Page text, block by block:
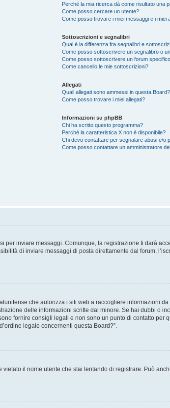
Perché la mia ricerca dà come risultato una
Come posso cercare un utente?
Come posso trovare i miei messaggi e i miei
Sottoscrizioni e segnalibri
Qual è la differenza fra segnalibri e
Come posso sottoscrivere un segnalibro o
Come posso sottoscrivere un forum
Come cancello le mie sottoscrizioni?
Allegati
Quali allegati sono ammessi in questa Board?
Come posso trovare i miei allegati?
Informazioni su phpBB
Chi ha scritto questo programma?
Perché la caratteristica X non è disponibile?
Chi devo contattare per segnalare abusi e/o
Come posso contattare un amministratore
inviare messaggi. Comunque, la registrazione ti darà
di inviare messaggi di posta direttamente dal forum,
che autorizza i siti web a raccogliere informazioni
delle informazioni scritte dal minore. Se hai dubbi o
fornire consigli legali e non sono un punto di contatto
legale concernenti questa Board?”.
il nome utente che stai tentando di registrare. Può